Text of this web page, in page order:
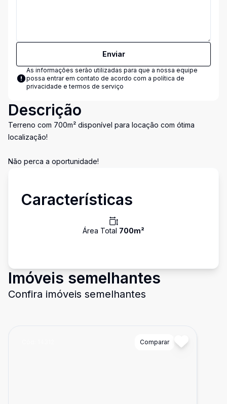
Enviar
As informações serão utilizadas para que a nossa equipe
possa entrar em contato de acordo com a política de
privacidade e termos de serviço
Descrição
Terreno com 700m² disponível para locação com ótima
localização!
Não perca a oportunidade!
Características
Área Total 700m²
Imóveis semelhantes
Confira imóveis semelhantes
Comparar